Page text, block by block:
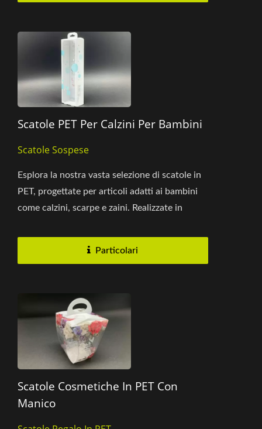
Scatole PET Per Calzini Per Bambini
Scatole Sospese
Esplora la nostra vasta selezione di scatole in
PET, progettate per articoli adatti ai bambini
come calzini, scarpe e zaini. Realizzate in
Particolari
Scatole Cosmetiche In PET Con
Manico